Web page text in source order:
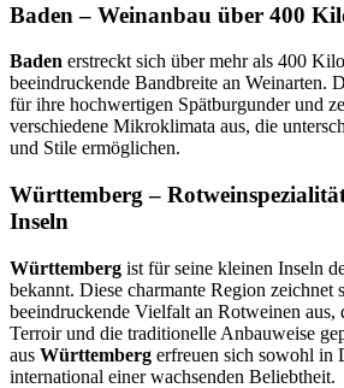
Baden – Weinanbau über 400
Baden erstreckt sich über mehr als 400
beeindruckende Bandbreite an Weinarten.
für ihre hochwertigen Spätburgunder und
verschiedene Mikroklimata aus, die
und Stile ermöglichen.
Württemberg –
Inseln
Württemberg ist für seine kleinen Inseln
bekannt. Diese charmante Region zeichnet
beeindruckende Vielfalt an Rotweinen aus,
Terroir und die traditionelle Anbauweise
aus Württemberg erfreuen sich sowohl in
international einer wachsenden Beliebtheit.